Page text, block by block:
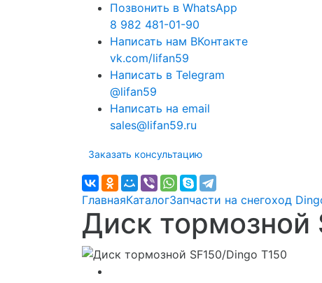
Позвонить в WhatsApp
8 982 481-01-90
Написать нам ВКонтакте
vk.com/lifan59
Написать в Telegram
@lifan59
Написать на email
sales@lifan59.ru
Заказать консультацию
ГлавнаяКаталогЗапчасти на снегоход
Диск тормозной